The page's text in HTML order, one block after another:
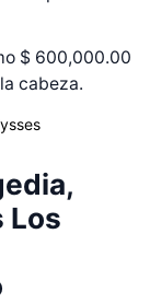
$ 600,000.00
cabeza.
Los